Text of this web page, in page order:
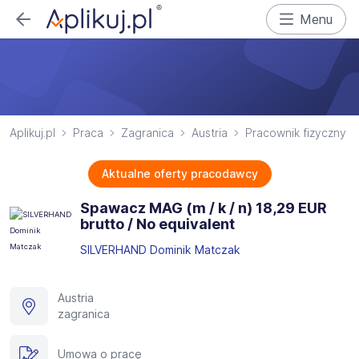
Menu
Aplikuj.pl Praca Zagranica Austria Pracownik fizyczny
Aktualne oferty pracodawcy
Spawacz MAG (m / k / n) 18,29 EUR
brutto / No equivalent
SILVERHAND Dominik Matczak
Austria
zagranica
Umowa o pracę